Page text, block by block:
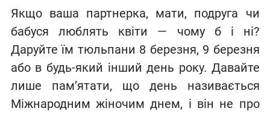
Якщо ваша партнерка, мати, подруга чи
бабуся люблять квіти — чому б і ні?
Даруйте їм тюльпани 8 березня, 9 березня
або в будь-який інший день року. Давайте
лише пам’ятати, що день називається
Міжнародним жіночим днем, і він не про